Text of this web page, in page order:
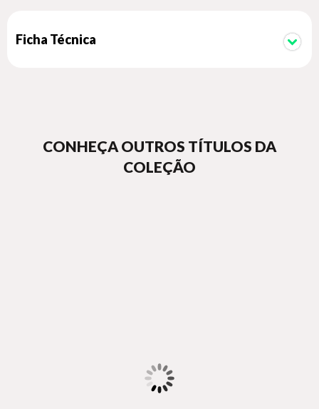
Ficha Técnica
CONHEÇA OUTROS TÍTULOS DA
COLEÇÃO